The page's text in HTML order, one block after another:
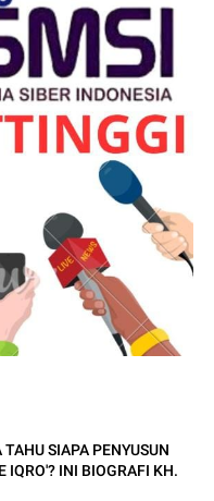
SIAPA PENYUSUN
IQRO'? INI BIOGRAFI KH.